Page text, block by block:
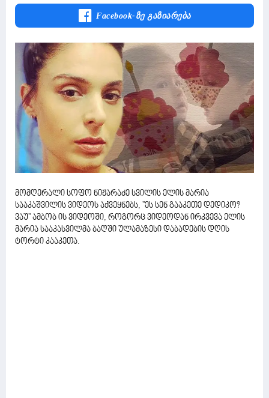
Facebook-Ზე Გაზიარება
მომღერალი სოფო ნიჟარაძე სვილის ელის მარია
სააკაშვილის ვიდეოს აქვეყნებს, ''ეს სენ გააკეთე დედიკო?
ვაუ'' ამბობ ის ვიდეოში, როგორც ვიდეოდან ირკვევა ელის
მარია სააკასვილმა ბაღში ულამაზესი დაბადების დღის
ტორტი კააკეთა.